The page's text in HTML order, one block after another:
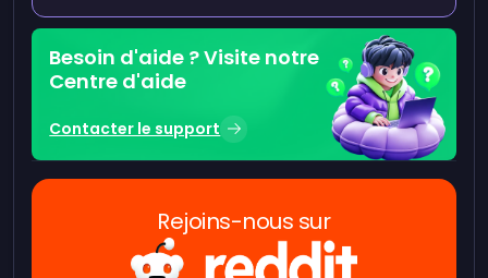
Besoin d'aide ? Visite notre
Centre d'aide
Contacter le support
Rejoins-nous sur